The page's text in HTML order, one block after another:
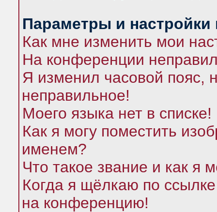
Параметры и настройки
Как мне изменить мои
На конференции
Я изменил часовой пояс,
неправильное!
Моего языка нет в списке!
Как я могу поместить
именем?
Что такое звание и как я
Когда я щёлкаю по
на конференцию!